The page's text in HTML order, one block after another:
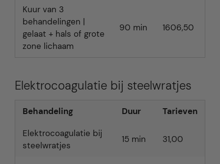
Kuur van 3
behandelingen |
gelaat + hals of grote
zone lichaam
90 min 1606,50
Elektrocoagulatie bij steelwratjes
Behandeling Duur Tarieven
Elektrocoagulatie bij
steelwratjes
15 min 31,00